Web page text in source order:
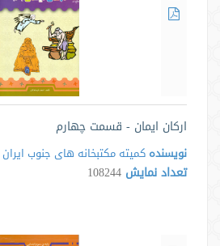
ارکان ایمان - قسمت چهارم
نویسنده کمیته مکتبخانه های جنوب ایران
تعداد نمایش 108244